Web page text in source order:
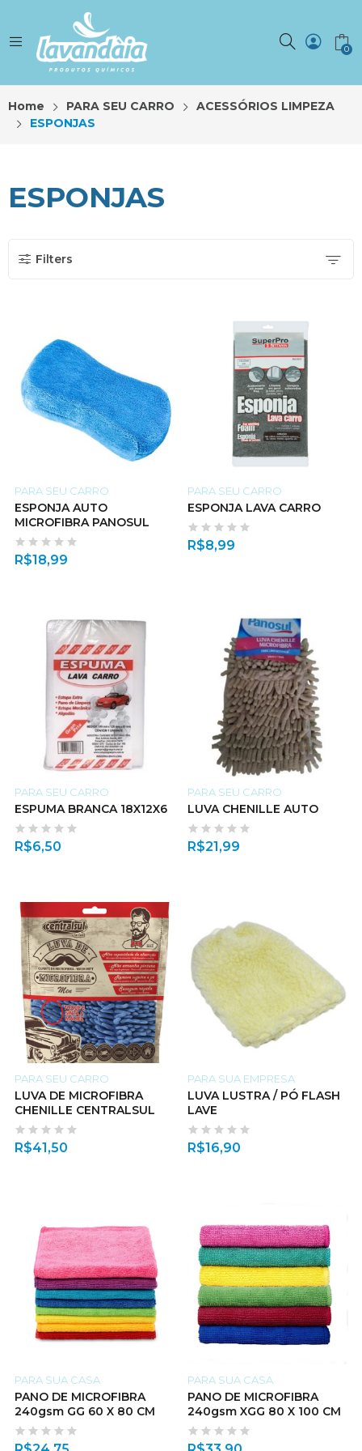
0
Home PARA SEU CARRO
ACESSÓRIOS LIMPEZA
ESPONJAS
ESPONJAS
Filters
PARA SEU CARRO
ESPONJA AUTO
MICROFIBRA PANOSUL
R$18,99
PARA SEU CARRO
ESPONJA LAVA CARRO
R$8,99
PARA SEU CARRO
ESPUMA BRANCA 18X12X6
R$6,50
PARA SEU CARRO
LUVA CHENILLE AUTO
R$21,99
PARA SEU CARRO
LUVA DE MICROFIBRA
CHENILLE CENTRALSUL
R$41,50
PARA SUA EMPRESA
LUVA LUSTRA / PÓ FLASH
LAVE
R$16,90
PARA SUA CASA
PANO DE MICROFIBRA
240gsm GG 60 X 80 CM
PARA SUA CASA
PANO DE MICROFIBRA
240gsm XGG 80 X 100 CM